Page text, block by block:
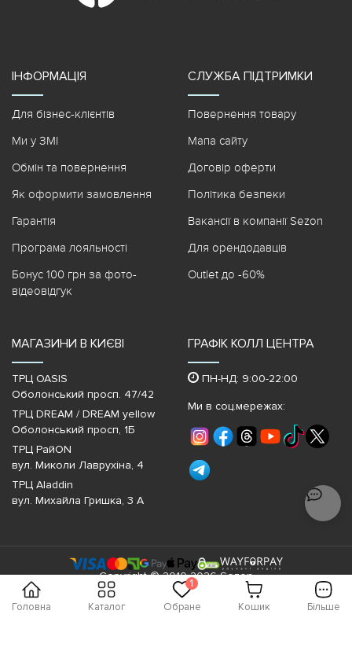
Головна Каталог Обране
1
Кошик Більше
ІНФОРМАЦІЯ
Для бізнес-клієнтів
Ми у ЗМІ
Обмін та повернення
Як оформити замовлення
Гарантія
Програма лояльності
Бонус 100 грн за фото-
відеовідгук
СЛУЖБА ПІДТРИМКИ
Повернення товару
Мапа сайту
Договір оферти
Політика безпеки
Вакансії в компанії Sezon
Для орендодавців
Outlet до -60%
МАГАЗИНИ В КИЄВІ
ТРЦ OASIS
Оболонський просп. 47/42
ТРЦ DREAM / DREAM yellow
Оболонський просп, 1Б
ТРЦ РайON
вул. Миколи Лаврухіна, 4
ТРЦ Aladdin
вул. Михайла Гришка, 3 А
ГРАФІК КОЛЛ ЦЕНТРА
ПН-НД: 9:00-22:00
Ми в соц.мережах:
Copyright © 2010-2026 Sezon